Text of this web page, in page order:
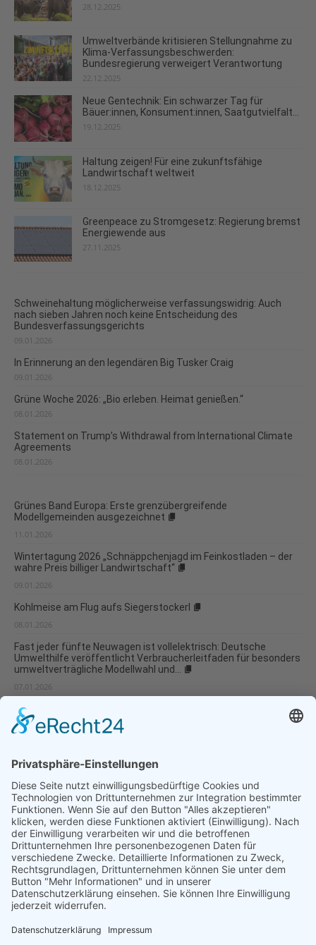
28.12.2025
Umweltverbände kritisieren Stellungnahme zu
Klima-Verfassungsbeschwerden:
Bundesregierung verweigert Verantwortung
22.12.2025
Neue Gentechnik: Ein schwarzer Tag für
Bäuer:innen, Konsument:innen, Saatgutvielfalt...
19.12.2025
Haltung zeigen! Für eine zukunftsfähige
Landwirtschaft weltweit
18.12.2025
Greenpeace zu Stromgesetz: Regierung bremst
Energiewende aus
27.11.2025
Schweinehaltung möglicherweise verfassungswidrig: Auch
nach sieben Jahren noch keine Entscheidung des
Bundesverfassungsgerichts
09.01.2026
In Erinnerung an den legendären Big Tusker Craig
09.01.2026
Grüne Woche 2026: „Bio erleben. Heimat genießen.“
08.01.2026
Statement on Trump’s Withdrawal from International Climate
Agreements
08.01.2026
Grünes Band Europa: Erste grenzübergreifende
Modellgemeinden ausgezeichnet
11.01.2026
Wintertagung 2026 „Schnäppchenjagd im Feinkostladen – der
wahre Preis billiger Landwirtschaft“
09.01.2026
Kohlmeise am Flug aufs Siegerstockerl
08.01.2026
Fast jeder fünfte Neuwagen ist vollelektrisch: Deutsche
Umwelthilfe veröffentlicht Verbraucherleitfaden für besonders
umweltverträgliche Modellwahl und...
07.01.2026